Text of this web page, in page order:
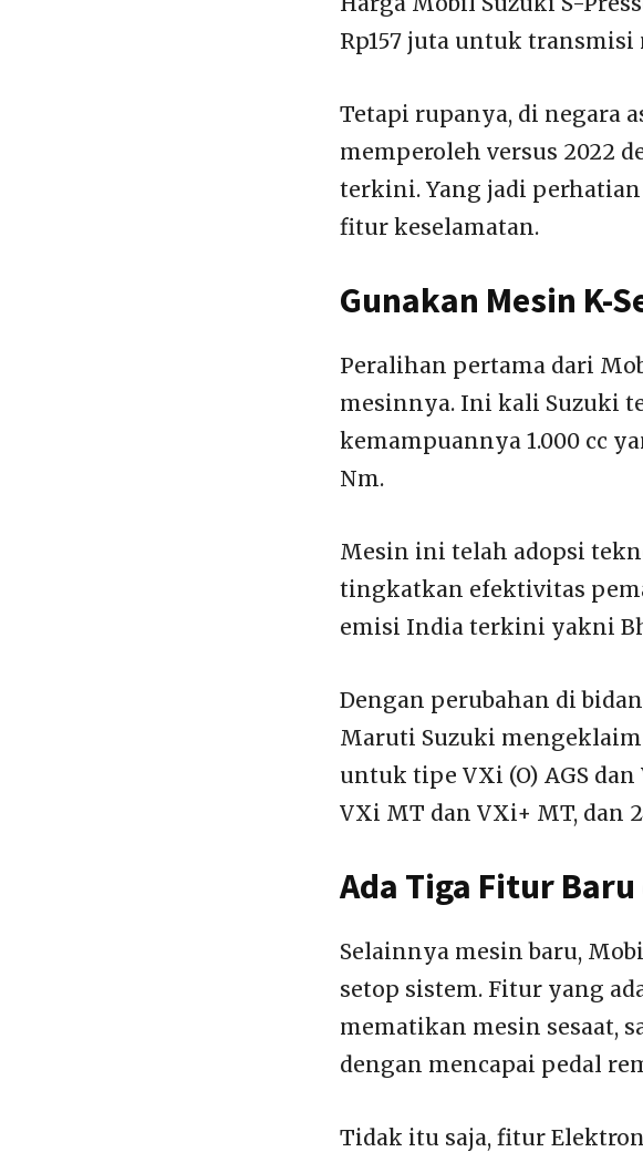
Rp157 juta untuk transmisi
Tetapi rupanya, di negara
memperoleh versus 2022
terkini. Yang jadi
fitur keselamatan.
Gunakan Mesin K-
Peralihan pertama dari
mesinnya. Ini kali Suzuki
kemampuannya 1.000 cc
Nm.
Mesin ini telah adopsi
tingkatkan efektivitas
emisi India terkini yakni
Dengan perubahan di
Maruti Suzuki
untuk tipe VXi (O) AGS
VXi MT dan VXi+ MT, dan
Ada Tiga Fitur
Selainnya mesin baru,
setop sistem. Fitur yang
mematikan mesin sesaat,
dengan mencapai pedal
Tidak itu saja, fitur